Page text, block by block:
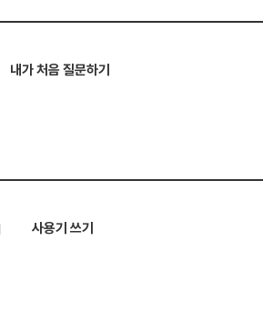
내가 처음 질문하기
사용기 쓰기